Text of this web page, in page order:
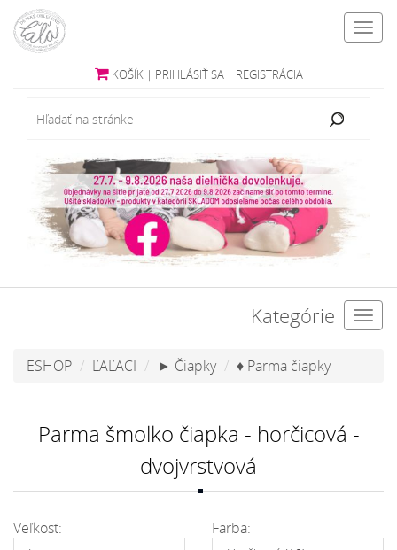
KOŠÍK | PRIHLÁSIŤ SA | REGISTRÁCIA
Kategórie
ESHOP ĽAĽACI ► Čiapky ♦ Parma čiapky
Parma šmolko čiapka - horčicová -
dvojvrstvová
Veľkosť: Farba: